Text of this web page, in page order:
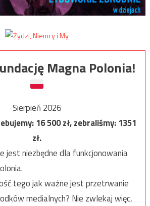
Magna Polonia!
Sierpień 2026
16 500zł, zebraliśmy:1351
zł.
jest niezbędne dla funkcjonowania
tego jak ważne jest przetrwanie
medialnych? Nie zwlekaj więc,